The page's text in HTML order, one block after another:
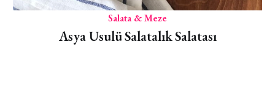
Salata & Meze
Asya Usulü Salatalık Salatası